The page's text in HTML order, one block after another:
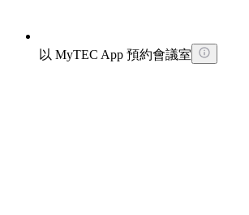
以 MyTEC App 預約會議室